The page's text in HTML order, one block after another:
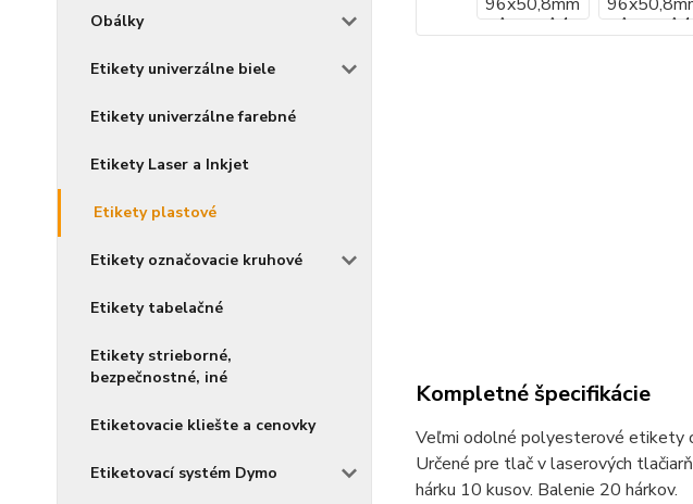
Obálky
Etikety univerzálne biele
Etikety univerzálne farebné
Etikety Laser a Inkjet
Etikety plastové
Etikety označovacie kruhové
Etikety tabelačné
Etikety strieborné,
bezpečnostné, iné
Etiketovacie kliešte a cenovky
Etiketovací systém Dymo
Kompletné špecifikácie
Veľmi odolné polyesterové etikety
Určené pre tlač v laserových
hárku 10 kusov. Balenie 20 hárkov.